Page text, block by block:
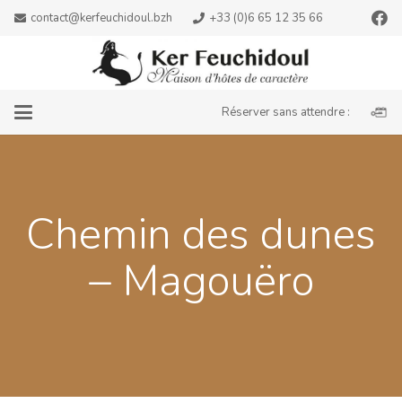
contact@kerfeuchidoul.bzh +33 (0)6 65 12 35 66
Réserver sans attendre :
Chemin des dunes
– Magouëro